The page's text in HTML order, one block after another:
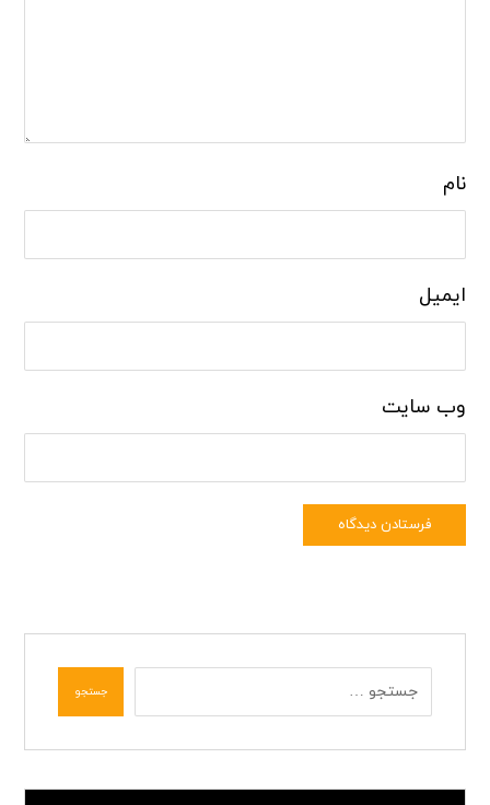
نام
ایمیل
وب‌ سایت
فرستادن دیدگاه
جستجو